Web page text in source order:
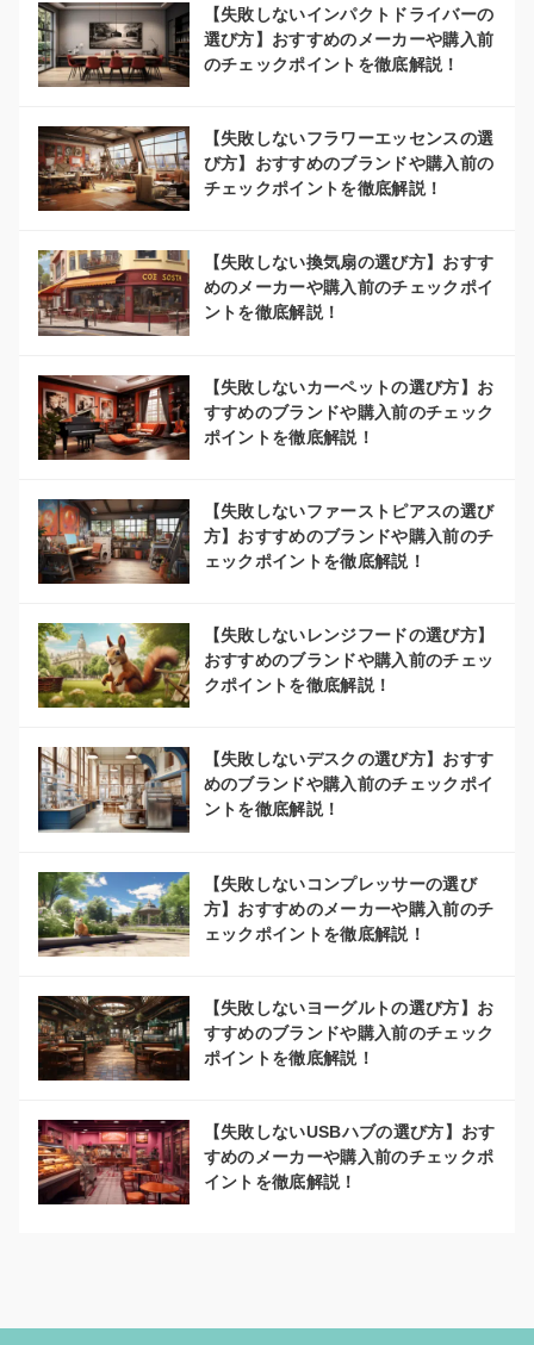
【失敗しないインパクトドライバーの
選び方】おすすめのメーカーや購入前
のチェックポイントを徹底解説！
【失敗しないフラワーエッセンスの選
び方】おすすめのブランドや購入前の
チェックポイントを徹底解説！
【失敗しない換気扇の選び方】おすす
めのメーカーや購入前のチェックポイ
ントを徹底解説！
【失敗しないカーペットの選び方】お
すすめのブランドや購入前のチェック
ポイントを徹底解説！
【失敗しないファーストピアスの選び
方】おすすめのブランドや購入前のチ
ェックポイントを徹底解説！
【失敗しないレンジフードの選び方】
おすすめのブランドや購入前のチェッ
クポイントを徹底解説！
【失敗しないデスクの選び方】おすす
めのブランドや購入前のチェックポイ
ントを徹底解説！
【失敗しないコンプレッサーの選び
方】おすすめのメーカーや購入前のチ
ェックポイントを徹底解説！
【失敗しないヨーグルトの選び方】お
すすめのブランドや購入前のチェック
ポイントを徹底解説！
【失敗しないUSBハブの選び方】おす
すめのメーカーや購入前のチェックポ
イントを徹底解説！